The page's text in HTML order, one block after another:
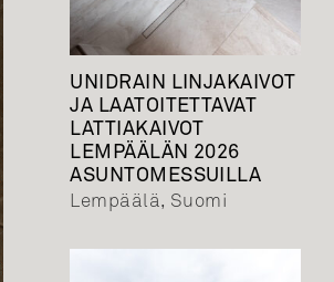
UNIDRAIN LINJAKAIVOT
JA LAATOITETTAVAT
LATTIAKAIVOT
LEMPÄÄLÄN 2026
ASUNTOMESSUILLA
Lempäälä, Suomi